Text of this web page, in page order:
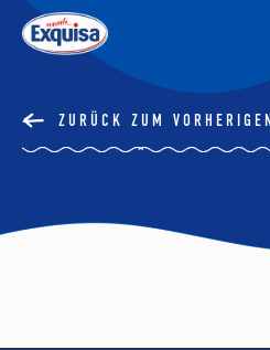
ZURÜCK ZUM